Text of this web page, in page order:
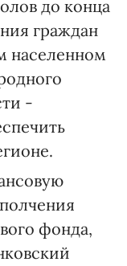
до конца
граждан
населенном
-
фонда,